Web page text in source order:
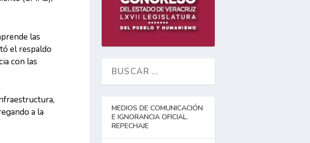
las
el respaldo
con las
a la
MEDIOS DE COMUNICACIÓN
E IGNORANCIA OFICIAL.
REPECHAJE